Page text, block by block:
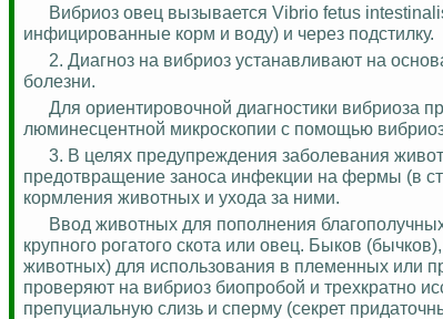
Вибриоз овец вызывается Vibrio fetus
инфицированные корм и воду) и через подстилку.
2. Диагноз на вибриоз устанавливают на
болезни.
Для ориентировочной диагностики вибриоза
люминесцентной микроскопии с помощью
3. В целях предупреждения заболевания
предотвращение заноса инфекции на фермы (в
кормления животных и ухода за ними.
Ввод животных для пополнения
крупного рогатого скота или овец. Быков
животных) для использования в племенных или
проверяют на вибриоз биопробой и трехкратно
препуциальную слизь и сперму (секрет